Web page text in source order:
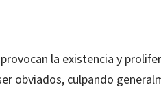
la existencia y
obviados, culpando